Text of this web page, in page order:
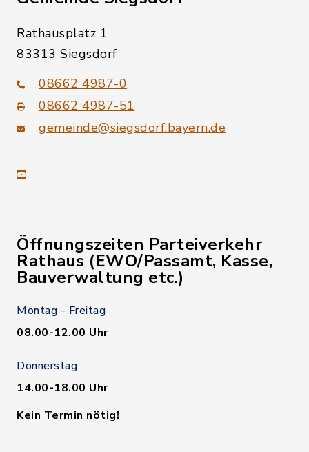
Rathausplatz 1
83313 Siegsdorf
08662 4987-0
08662 4987-51
gemeinde@siegsdorf.bayern.de
youtube
Öffnungszeiten Parteiverkehr
Rathaus (EWO/Passamt, Kasse,
Bauverwaltung etc.)
Montag - Freitag
08.00-12.00 Uhr
Donnerstag
14.00-18.00 Uhr
Kein Termin nötig!